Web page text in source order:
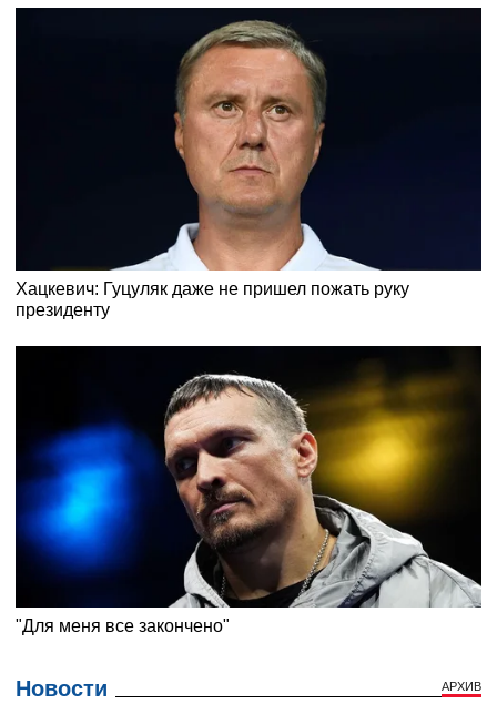
Новости АРХИВ